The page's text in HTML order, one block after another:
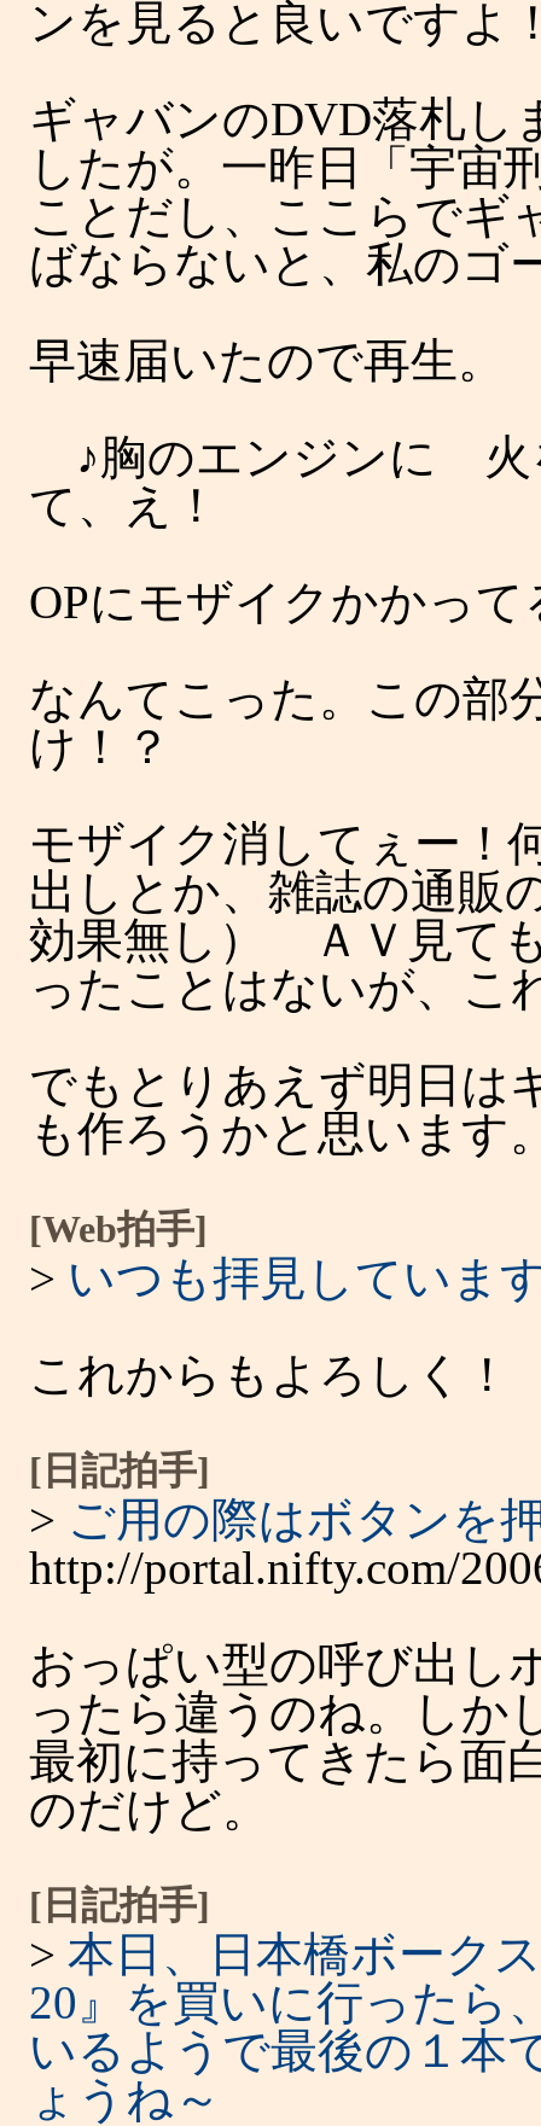
ンを見ると良いですよ
ギャバンのDVD落札し
したが。一昨日「宇宙
ことだし、ここらでギ
ばならないと、私のゴ
早速届いたので再生。
♪胸のエンジンに
て、え！
OPにモザイクかかっ
なんてこった。この部
け！？
モザイク消してぇー！
出しとか、雑誌の通販
効果無し） ＡＶ見て
ったことはないが、こ
でもとりあえず明日は
も作ろうかと思います
[Web拍手]
> いつも拝見していま
これからもよろしく！
[日記拍手]
> ご用の際はボタンを
http://portal.nifty.com/
おっぱい型の呼び出し
ったら違うのね。しか
最初に持ってきたら面
のだけど。
[日記拍手]
> 本日、日本橋ボーク
20』を買いに行ったら
いるようで最後の１本
ょうね～